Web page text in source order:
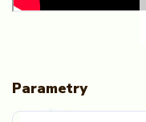
Parametry